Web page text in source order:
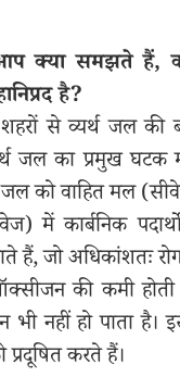
क्या समझते हैं,
है?
शहरों से व्यर्थ जल की
जल का प्रमुख घटक
जल को वाहित मल
में कार्बनिक
हैं, जो अधिकांशतः
की कमी होती
भी नहीं हो पाता
करते हैं।